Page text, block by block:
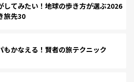
してみたい！地球の歩き方が選ぶ2026
旅先30
もかなえる！賢者の旅テクニック